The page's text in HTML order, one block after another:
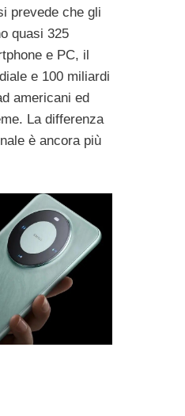
prevede che gli
quasi 325
e PC, il
e 100 miliardi
americani ed
La differenza
è ancora più